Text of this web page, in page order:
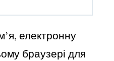
електронну
браузері для